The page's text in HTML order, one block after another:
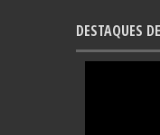
DESTAQUES